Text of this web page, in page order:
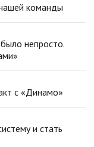
команды
непросто.
с «Динамо»
и стать